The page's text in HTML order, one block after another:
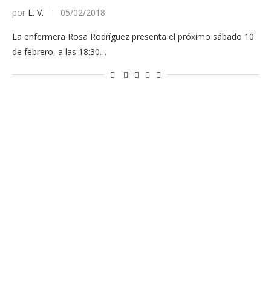
por L. V. 05/02/2018
La enfermera Rosa Rodríguez presenta el próximo sábado 10
de febrero, a las 18:30…